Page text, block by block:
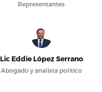
Representantes
Lic Eddie López Serrano
Abogado y analista político